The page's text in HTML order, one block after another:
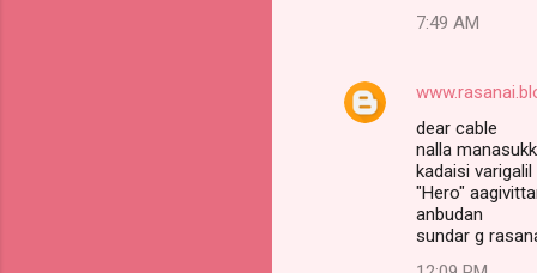
7:49 AM
dear cable
nalla
kadaisi
"Hero"
anbudan
sundar g